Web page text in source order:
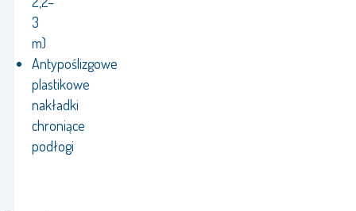
3
m)
Antypoślizgowe
plastikowe
nakładki
chroniące
podłogi